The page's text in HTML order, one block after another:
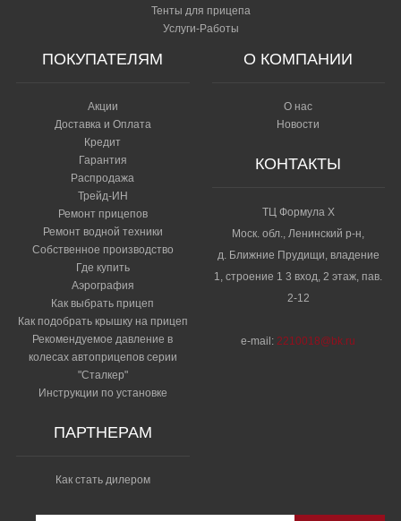
Тенты для прицепа
Услуги-Работы
ПОКУПАТЕЛЯМ
Акции
Доставка и Оплата
Кредит
Гарантия
Распродажа
Трейд-ИН
Ремонт прицепов
Ремонт водной техники
Собственное производство
Где купить
Аэрография
Как выбрать прицеп
Как подобрать крышку на прицеп
Рекомендуемое давление в
колесах автоприцепов серии
"Сталкер"​
Инструкции по установке
ПАРТНЕРАМ
Как стать дилером
О КОМПАНИИ
О нас
Новости
КОНТАКТЫ
ТЦ Формула Х
Моск. обл., Ленинский р-н,
д. Ближние Прудищи, владение
1, строение 1 3 вход, 2 этаж, пав.
2-12
e-mail:2210018@bk.ru